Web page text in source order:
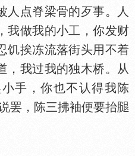
人点脊梁骨的歹事。人
我做我的小工，你发财
饥挨冻流落街头用不着
，我过我的独木桥。从
手，你也不认得我陈
罢，陈三拂袖便要抬